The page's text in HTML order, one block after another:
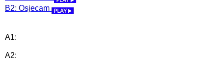
B2: Osjecam
A1:
A2: